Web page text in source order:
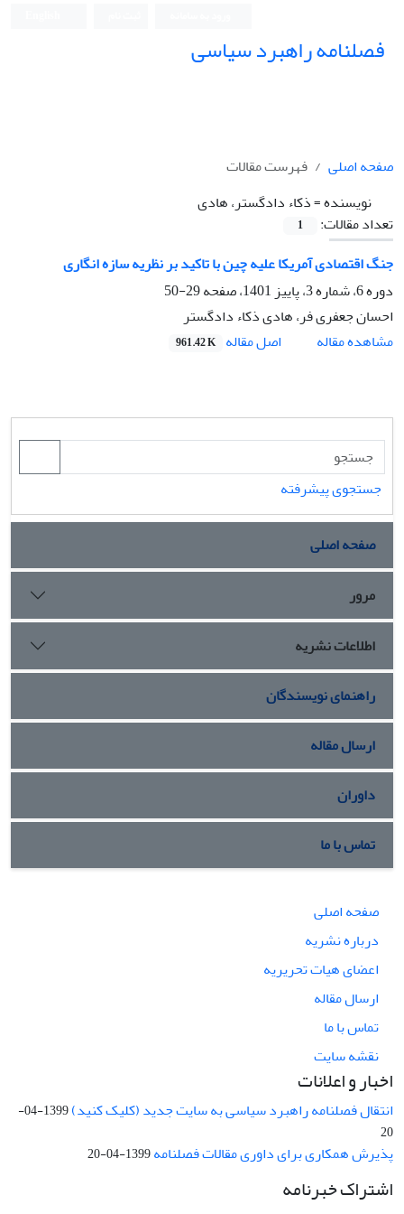
فصلنامه راهبرد سیاسی
صفحه اصلی
فهرست مقالات
نویسنده =ذکاء دادگستر، هادی
تعداد مقالات:
1
جنگ اقتصادی آمریکا علیه چین با تاکید بر نظریه سازه انگاری
دوره 6، شماره 3، پاییز 1401، صفحه
29-50
احسان جعفری فر، هادی ذکاء دادگستر
مشاهده مقاله
اصل مقاله 961.42 K
جستجوی پیشرفته
صفحه اصلی
مرور
اطلاعات نشریه
راهنمای نویسندگان
ارسال مقاله
داوران
تماس با ما
صفحه اصلی
درباره نشریه
اعضای هیات تحریریه
ارسال مقاله
تماس با ما
نقشه سایت
اخبار و اعلانات
انتقال فصلنامه راهبرد سیاسی به سایت جدید (کلیک کنید)
1399-04-
20
پذیرش همکاری برای داوری مقالات فصلنامه1399-04-20
اشتراک خبرنامه